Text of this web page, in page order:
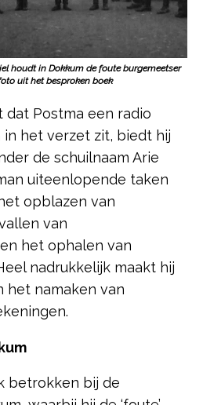
houdt in Dokkum de foute burgemeetser
uit het besproken boek
Postma een radio
het verzet zit, biedt hij
de schuilnaam Arie
uiteenlopende taken
opblazen van
van
het ophalen van
nadrukkelijk maakt hij
het namaken van
betrokken bij de